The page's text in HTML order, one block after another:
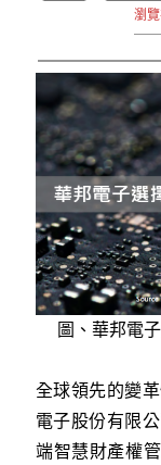
瀏
圖、華邦電
全球領先的變
電子股份有限公
端智慧財產權